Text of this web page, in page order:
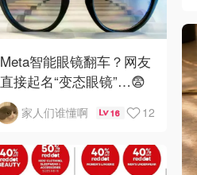
Meta智能眼镜翻车？网友
直接起名“变态眼镜”…😨
家人们谁懂啊 16 12